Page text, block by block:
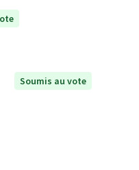
Soumis au vote